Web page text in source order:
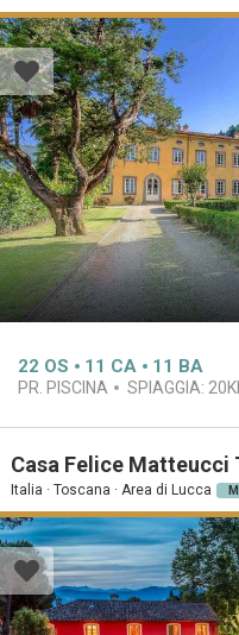
22 OS 11 CA 11 BA
PR. PISCINA SPIAGGIA:
Casa Felice Matteucci
Italia · Toscana · Area di Lucca